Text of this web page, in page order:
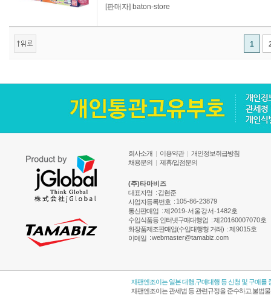
[판매자] baton-store
1
회사소개 | 이용약관 | 개인정보취급방침
채용문의 | 제휴/입점문의
(주)타마비즈
대표자명 : 김현준
사업자등록번호 : 105-86-23879
통신판매업 :제2019-서울강서-1482호
수입식품등 인터넷구매대행업 :제20160007070호
화장품제조판매업(수입대행형 거래) :제9015호
이메일 :webmaster@tamabiz.com
재팬엔조이는 일본 대행,구매대행 등 신청 및 구매
재팬엔조이는 관세법 등 관련규정을 준수하고,불법